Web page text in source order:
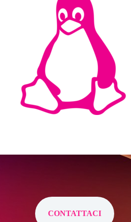
CONTATTACI